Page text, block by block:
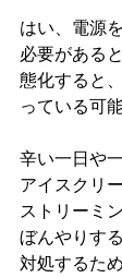
はい、電源
必要がある
態化すると
っている可
辛い一日や
アイスクリ
ストリーミ
ぼんやりす
対処するた